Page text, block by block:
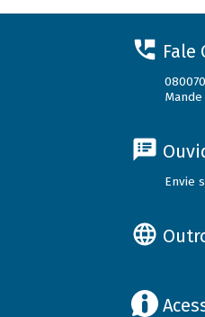
Fale
Envie